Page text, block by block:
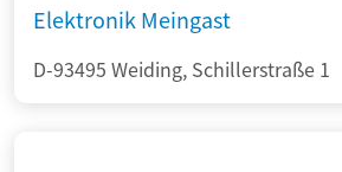
Elektronik Meingast
D-93495 Weiding, Schillerstraße 1